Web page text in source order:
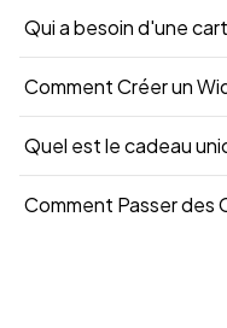
Qui a besoin d'une
Comment Créer un
Quel est le cadeau
Comment Passer des